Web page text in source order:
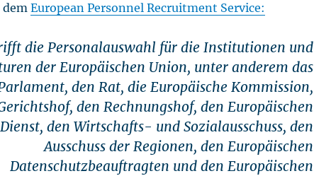
demEuropean Personnel Recruitment Service:
die Personalauswahl für die Institutionen und
der Europäischen Union, unter anderem das
den Rat, die Europäische Kommission,
den Rechnungshof, den Europäischen
den Wirtschafts- und Sozialausschuss, den
Ausschuss der Regionen, den Europäischen
Datenschutzbeauftragten und den Europäischen